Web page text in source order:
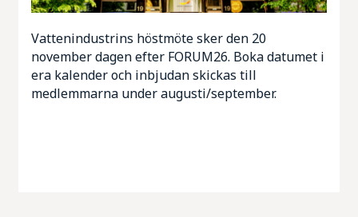
Medlemskap
Mötesplatser
Vattenindustrins höstmöte sker den 20
november dagen efter FORUM26. Boka datumet i
era kalender och inbjudan skickas till
medlemmarna under augusti/september.